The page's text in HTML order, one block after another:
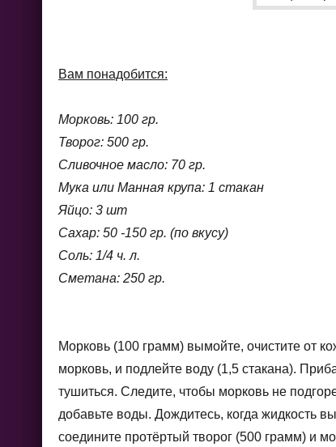
Вам понадобится:
Морковь: 100 гр.
Творог: 500 гр.
Сливочное масло: 70 гр.
Мука или Манная крупа: 1 стакан
Яйцо: 3 шт
Сахар: 50 -150 гр. (по вкусу)
Соль: 1/4 ч. л.
Сметана: 250 гр.
Морковь (100 грамм) вымойте, очистите от
морковь, и подлейте воду (1,5 стакана).
тушиться. Следите, чтобы морковь не
добавьте воды. Дождитесь, когда жидкость
соедините протёртый творог (500 грамм) и